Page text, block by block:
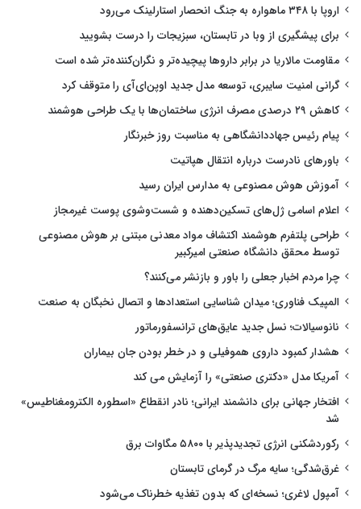
اروپا با ۳۴۸ ماهواره به جنگ انحصار استارلینک می‌رود
برای پیشگیری از وبا در تابستان، سبزیجات را درست بشویید
مقاومت مالاریا در برابر داروها پیچیده‌تر و نگران‌کننده‌تر شده است
گرانی امنیت سایبری، توسعه مدل جدید اوپن‌ای‌آی را متوقف کرد
کاهش ۲۹ درصدی مصرف انرژی ساختمان‌ها با یک طراحی هوشمند
پیام رئیس جهاددانشگاهی به مناسبت روز خبرنگار
باورهای نادرست درباره انتقال هپاتیت
آموزش هوش مصنوعی به مدارس ایران رسید
اعلام اسامی ژل‌های تسکین‌دهنده و شست‌وشوی پوست غیرمجاز
طراحی پلتفرم هوشمند اکتشاف مواد معدنی مبتنی بر هوش مصنوعی
توسط محقق دانشگاه صنعتی امیرکبیر
چرا مردم اخبار جعلی را باور و بازنشر می‌کنند؟
المپیک فناوری؛ میدان شناسایی استعدادها و اتصال نخبگان به صنعت
نانوسیالات؛ نسل جدید عایق‌های ترانسفورماتور
هشدار کمبود داروی هموفیلی و در خطر بودن جان بیماران
آمریکا مدل «دکتری صنعتی» را آزمایش می کند
افتخار جهانی برای دانشمند ایرانی؛ نادر انقطاع «اسطوره الکترومغناطیس»
شد
رکوردشکنی انرژی تجدیدپذیر با ۵۸۰۰ مگاوات برق
غرق‌شدگی؛ سایه مرگ در گرمای تابستان
آمپول لاغری؛ نسخه‌ای که بدون تغذیه خطرناک می‌شود